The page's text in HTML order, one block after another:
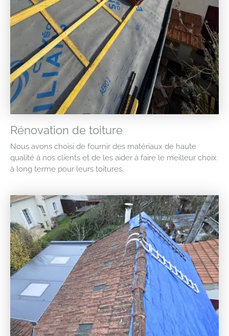
Rénovation de toiture
Nous avons choisi de fournir des matériaux de haute
qualité à nos clients et de les aider à faire le meilleur choix
à long terme pour leurs toitures.